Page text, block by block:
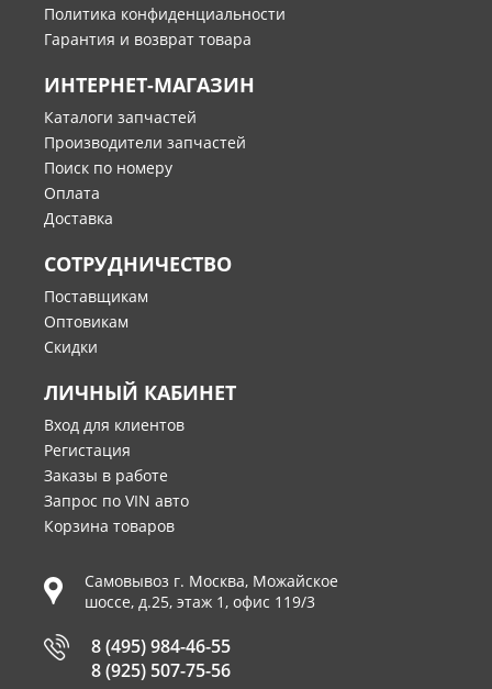
Политика конфиденциальности
Гарантия и возврат товара
ИНТЕРНЕТ-МАГАЗИН
Каталоги запчастей
Производители запчастей
Поиск по номеру
Оплата
Доставка
СОТРУДНИЧЕСТВО
Поставщикам
Оптовикам
Скидки
ЛИЧНЫЙ КАБИНЕТ
Вход для клиентов
Регистация
Заказы в работе
Запрос по VIN авто
Корзина товаров
Самовывоз г. Москва, Можайское
шоссе, д.25, этаж 1, офис 119/3
8 (495) 984-46-55
8 (925) 507-75-56